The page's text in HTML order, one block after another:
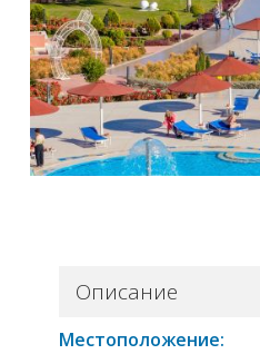
Описание
Местоположение: